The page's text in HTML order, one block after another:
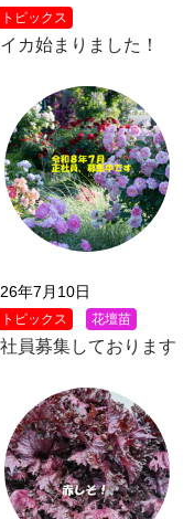
トピックス
カ始まりました！
年7月10日
トピックス 花壇苗
員募集しております